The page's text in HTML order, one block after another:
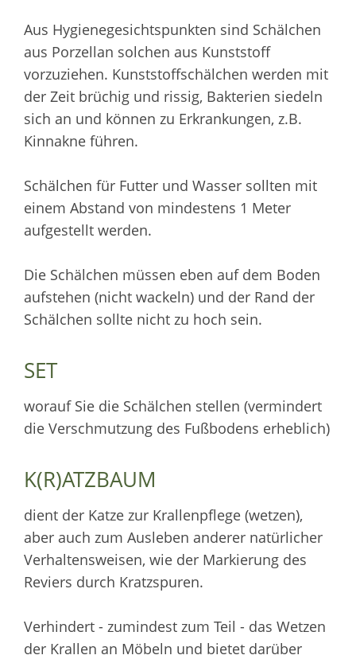
Aus Hygienegesichtspunkten sind Schälchen
aus Porzellan solchen aus Kunststoff
vorzuziehen. Kunststoffschälchen werden mit
der Zeit brüchig und rissig, Bakterien siedeln
sich an und können zu Erkrankungen, z.B.
Kinnakne führen.
Schälchen für Futter und Wasser sollten mit
einem Abstand von mindestens 1 Meter
aufgestellt werden.
Die Schälchen müssen eben auf dem Boden
aufstehen (nicht wackeln) und der Rand der
Schälchen sollte nicht zu hoch sein.
SET
worauf Sie die Schälchen stellen (vermindert
die Verschmutzung des Fußbodens erheblich)
K(R)ATZBAUM
dient der Katze zur Krallenpflege (wetzen),
aber auch zum Ausleben anderer natürlicher
Verhaltensweisen, wie der Markierung des
Reviers durch Kratzspuren.
Verhindert - zumindest zum Teil - das Wetzen
der Krallen an Möbeln und bietet darüber